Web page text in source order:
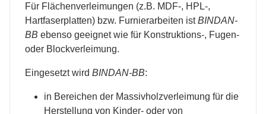
Für Flächenverleimungen (z.B. MDF-, HPL-,
Hartfaserplatten) bzw. Furnierarbeiten istBINDAN-
BB ebenso geeignet wie für Konstruktions-, Fugen-
oder Blockverleimung.
Eingesetzt wird BINDAN-BB:
in Bereichen der Massivholzverleimung für die
Herstellung von Kinder- oder von